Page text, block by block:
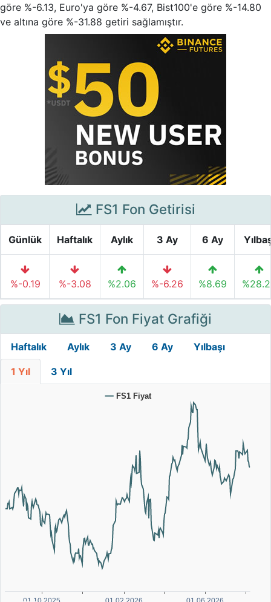
göre %-6.13, Euro'ya göre %-4.67, Bist100'e göre %-14.80
ve altına göre %-31.88 getiri sağlamıştır.
FS1 Fon Getirisi
Günlük Haftalık Aylık 3 Ay 6 Ay
%-0.19 %-3.08 %2.06 %-6.26 %8.69
FS1 Fon Fiyat Grafiği
Haftalık Aylık 3 Ay 6 Ay Yılbaşı
1 Yıl 3 Yıl